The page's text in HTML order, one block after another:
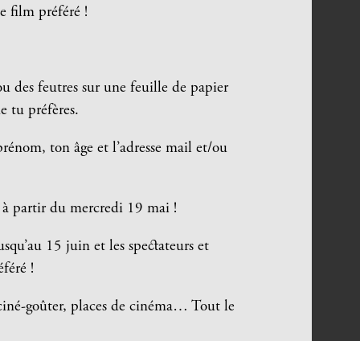
film préféré !
des feutres sur une feuille de papier
tu préfères.
ton âge et l’adresse mail et/ou
à partir du mercredi 19 mai !
15 juin et les spectateurs et
!
goûter, places de cinéma… Tout le